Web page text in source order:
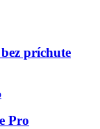
príchute
Pro